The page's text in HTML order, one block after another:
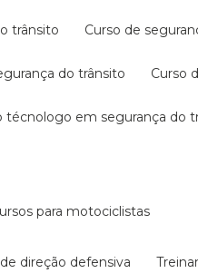
trânsito curso de
do trânsito curso
técnologo em segurança do
cursos para motociclistas
direção defensiva